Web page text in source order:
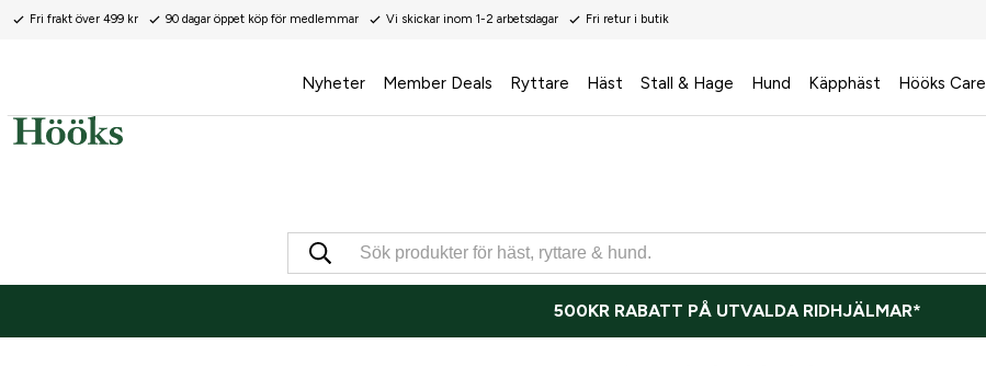
Fri frakt över 499 kr 90 dagar öppet köp för medlemmar Vi skickar inom 1-2 arbetsdagar Fri retur i butik
Nyheter Member Deals Ryttare Häst Stall & Hage Hund Käpphäst Hööks Care
500KR RABATT PÅ UTVALDA RIDHJÄLMAR*